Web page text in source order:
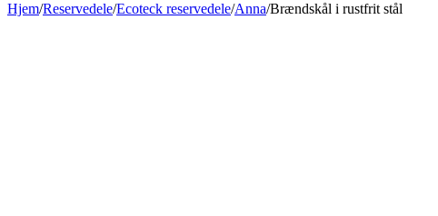
Hjem/Reservedele/Ecoteck reservedele/Anna/Brændskål i rustfrit stål